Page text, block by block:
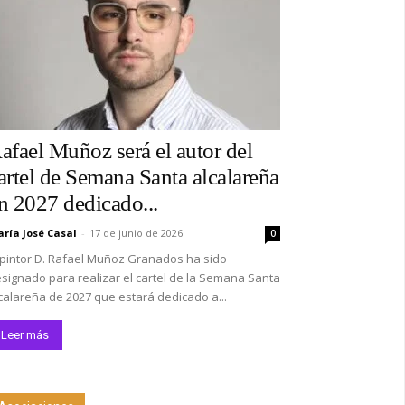
Muñoz será el autor del
de Semana Santa alcalareña
2027 dedicado...
José Casal - 17 de junio de 2026 0
D. Rafael Muñoz Granados ha sido
para realizar el cartel de la Semana Santa
de 2027 que estará dedicado a...
Leer más